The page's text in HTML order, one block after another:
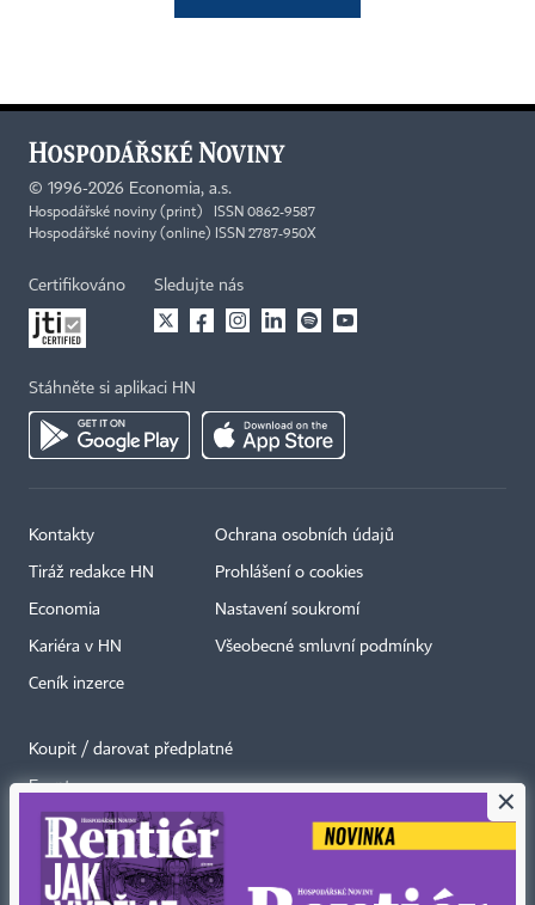
© 1996-2026 Economia, a.s.
Hospodářské noviny (print) ISSN 0862-9587
Hospodářské noviny (online) ISSN 2787-950X
Certifikováno Sledujte nás
Stáhněte si aplikaci HN
Kontakty
Tiráž redakce HN
Economia
Kariéra v HN
Ceník inzerce
Ochrana osobních údajů
Prohlášení o cookies
Nastavení soukromí
Všeobecné smluvní podmínky
Koupit / darovat předplatné
Eventy
Newslettery
RSS kanály
×